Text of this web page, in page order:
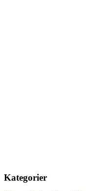
Kategorier